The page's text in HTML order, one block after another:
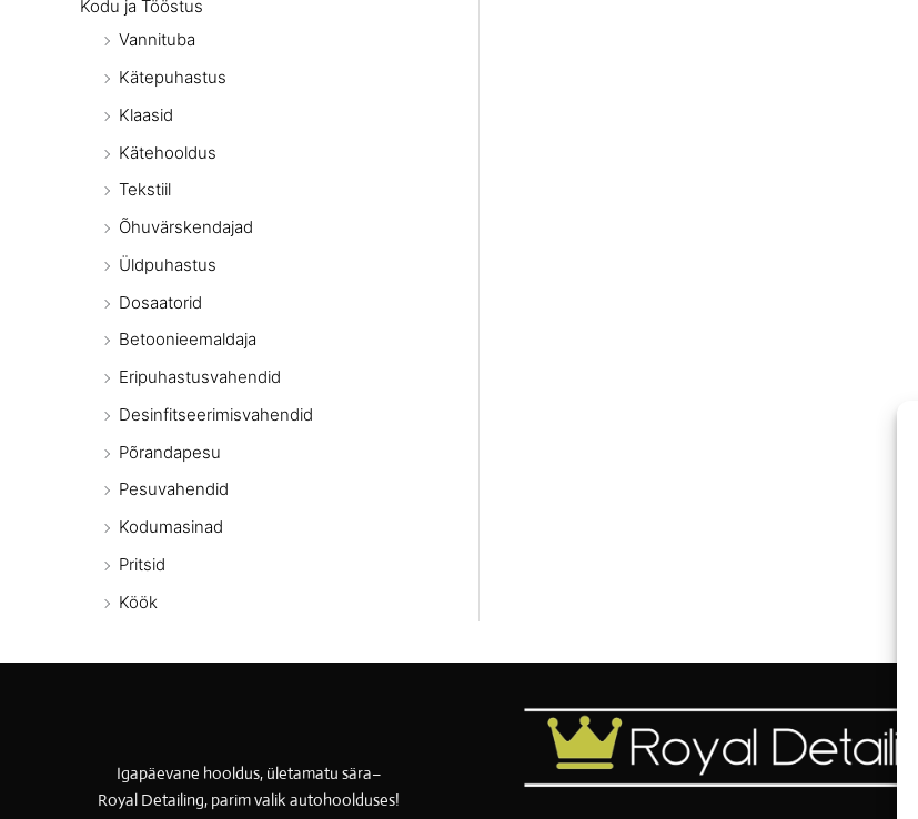
Kodu ja Tööstus
Vannituba
Kätepuhastus
Klaasid
Kätehooldus
Tekstiil
Õhuvärskendajad
Üldpuhastus
Dosaatorid
Betoonieemaldaja
Eripuhastusvahendid
Desinfitseerimisvahendid
Põrandapesu
Pesuvahendid
Kodumasinad
Pritsid
Köök
Igapäevane hooldus, ületamatu sära–
Royal Detailing, parim valik autohoolduses!